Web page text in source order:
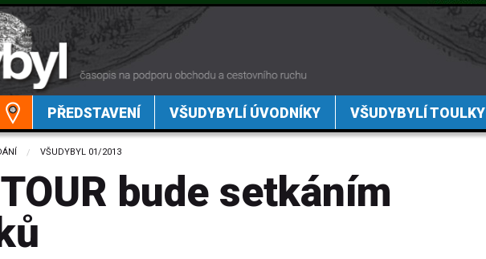
PŘEDSTAVENÍ VŠUDYBYLÍ ÚVODNÍKY VŠUDYBYLÍ TOULKY
VŠUDYBYL 01/2013
bude setkáním